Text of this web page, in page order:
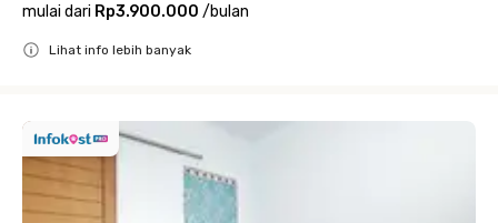
mulai dari Rp3.900.000 /bulan
Lihat info lebih banyak